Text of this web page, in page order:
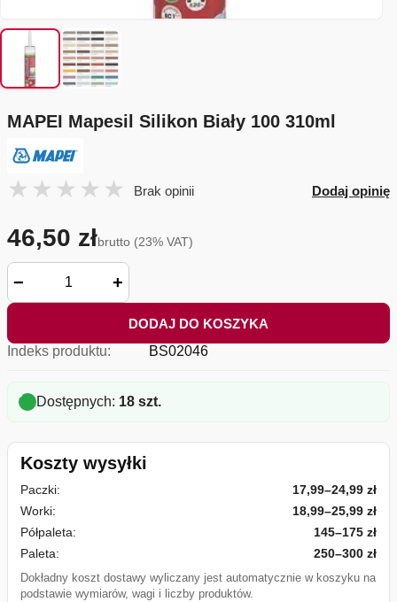
MAPEI Mapesil Silikon Biały 100 310ml
Brak opinii Dodaj opinię
46,50 złbrutto (23% VAT)
− +
DODAJ DO KOSZYKA
Indeks produktu:
BS02046
Dostępnych: 18 szt.
Koszty wysyłki
Paczki:
17,99–24,99 zł
Worki:
18,99–25,99 zł
Półpaleta:
145–175 zł
Paleta:
250–300 zł
Dokładny koszt dostawy wyliczany jest automatycznie w koszyku na
podstawie wymiarów, wagi i liczby produktów.